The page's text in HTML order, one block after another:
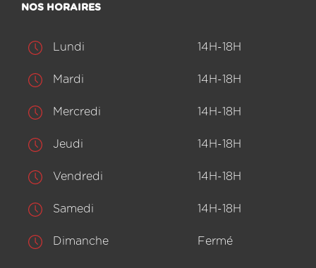
NOS HORAIRES
Lundi 14H-18H
Mardi 14H-18H
Mercredi 14H-18H
Jeudi 14H-18H
Vendredi 14H-18H
Samedi 14H-18H
Dimanche Fermé